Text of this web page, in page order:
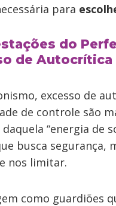
para
do
de Autocrítica
excesso de
de controle são
daquela “energia de
busca segurança,
nos limitar.
como guardiões